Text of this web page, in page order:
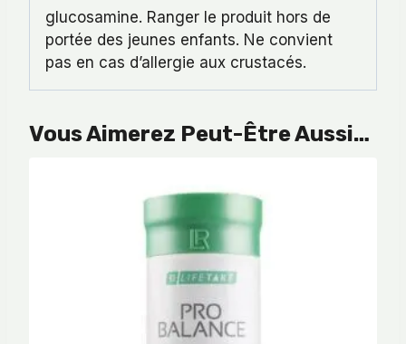
glucosamine. Ranger le produit hors de
portée des jeunes enfants. Ne convient
pas en cas d’allergie aux crustacés.
Vous Aimerez Peut-Être Aussi…